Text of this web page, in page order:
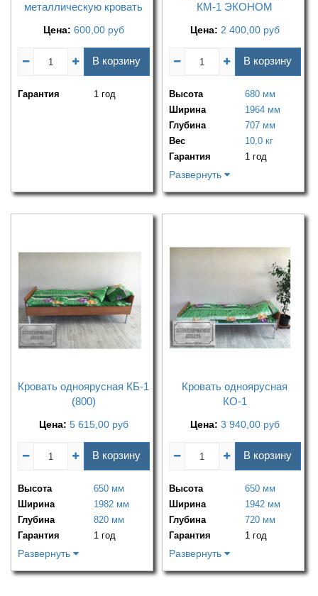
металлическую кровать
Цена: 600,00 руб
В корзину
Гарантия 1 год
КМ-1 ЭКОНОМ
Цена: 2 400,00 руб
В корзину
Высота
680 мм
Ширина
1964 мм
Глубина
707 мм
Вес
10,0 кг
Гарантия
1 год
Развернуть
Кровать одноярусная КБ-1
(800)
Цена: 5 615,00 руб
В корзину
Высота
650 мм
Ширина
1982 мм
Глубина
820 мм
Гарантия
1 год
Развернуть
Кровать одноярусная
КО-1
Цена: 3 940,00 руб
В корзину
Высота
650 мм
Ширина
1942 мм
Глубина
720 мм
Гарантия
1 год
Развернуть